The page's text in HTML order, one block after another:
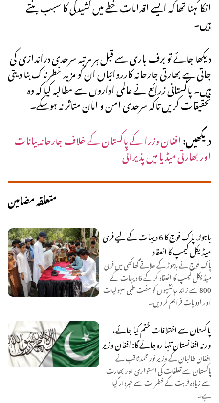
انکا کہنا تھا کہ ایسے اقدامات خطے میں کشیدگی کا سبب بنتے
ہیں۔
دیکھا جائے تو برف باری سے قبل ہر مرتبہ سرحدی دراندازی کی
جاتی ہے بھارتی جارحانہ کارروائیاں ان کو مزید خطرناک بنا دیتی
ہیں۔ پاکستانی زرائع نے عالمی اداروں سے مطالبہ کیا کہ وہ
تحقیقات کریں تاکہ سرحدی امن و امان متاثر نہ ہوسکے۔
دیکھیں:افغان وزرا کے پاکستان کے خلاف جارحانہ بیانات
اور بھارتی میڈیا میں پذیرائی
متعلقہ مضامین
باجوڑ: پاک فوج کا 6 دیہات کے لیے فری
میڈیکل کیمپ کا انعقاد
پاک فوج نے باجوڑ کے علاقے گھاکھی میں فری
میڈیکل کیمپ کا انعقاد کر کے 6 دیہات کے
800 سے زائد رہائشیوں کو مفت طبی سہولیات
اور ادویات فراہم کر دیں۔
پاکستان سے اختلافات ختم کیا جائے،
ورنہ افغانستان تنہا رہ جائے گا: افغان وزیر
افغان طالبان کے وزیر نور محمد ثاقب نے
پاکستان سے تعلقات کی استواری اور بھارت
سے زیادہ قربت کے خطرات سے خبردار کیا
ہے۔